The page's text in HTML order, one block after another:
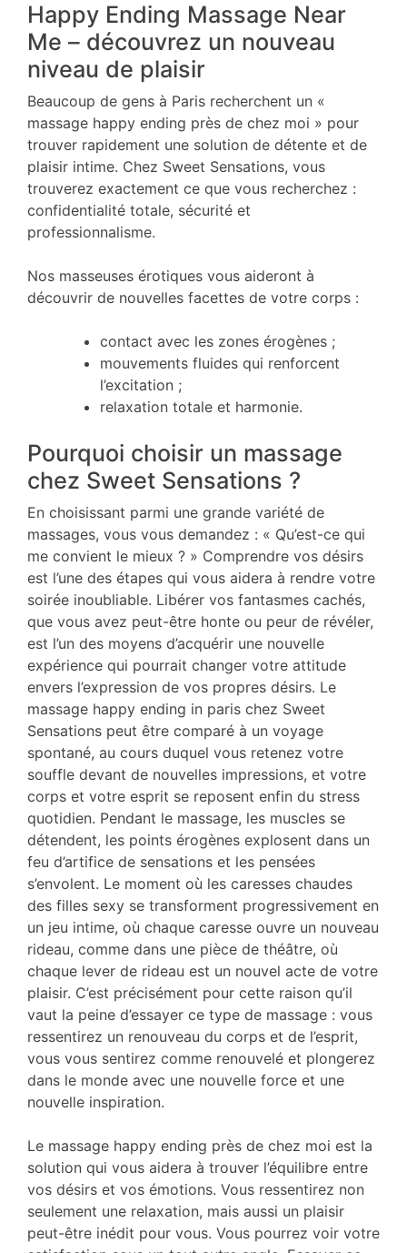
Happy Ending Massage Near
Me – découvrez un nouveau
niveau de plaisir
Beaucoup de gens à Paris recherchent un «
massage happy ending près de chez moi » pour
trouver rapidement une solution de détente et de
plaisir intime. Chez Sweet Sensations, vous
trouverez exactement ce que vous recherchez :
confidentialité totale, sécurité et
professionnalisme.
Nos masseuses érotiques vous aideront à
découvrir de nouvelles facettes de votre corps :
contact avec les zones érogènes ;
mouvements fluides qui renforcent
l’excitation ;
relaxation totale et harmonie.
Pourquoi choisir un massage
chez Sweet Sensations ?
En choisissant parmi une grande variété de
massages, vous vous demandez : « Qu’est-ce qui
me convient le mieux ? » Comprendre vos désirs
est l’une des étapes qui vous aidera à rendre votre
soirée inoubliable. Libérer vos fantasmes cachés,
que vous avez peut-être honte ou peur de révéler,
est l’un des moyens d’acquérir une nouvelle
expérience qui pourrait changer votre attitude
envers l’expression de vos propres désirs. Le
massage happy ending in paris chez Sweet
Sensations peut être comparé à un voyage
spontané, au cours duquel vous retenez votre
souffle devant de nouvelles impressions, et votre
corps et votre esprit se reposent enfin du stress
quotidien. Pendant le massage, les muscles se
détendent, les points érogènes explosent dans un
feu d’artifice de sensations et les pensées
s’envolent. Le moment où les caresses chaudes
des filles sexy se transforment progressivement en
un jeu intime, où chaque caresse ouvre un nouveau
rideau, comme dans une pièce de théâtre, où
chaque lever de rideau est un nouvel acte de votre
plaisir. C’est précisément pour cette raison qu’il
vaut la peine d’essayer ce type de massage : vous
ressentirez un renouveau du corps et de l’esprit,
vous vous sentirez comme renouvelé et plongerez
dans le monde avec une nouvelle force et une
nouvelle inspiration.
Le massage happy ending près de chez moi est la
solution qui vous aidera à trouver l’équilibre entre
vos désirs et vos émotions. Vous ressentirez non
seulement une relaxation, mais aussi un plaisir
peut-être inédit pour vous. Vous pourrez voir votre